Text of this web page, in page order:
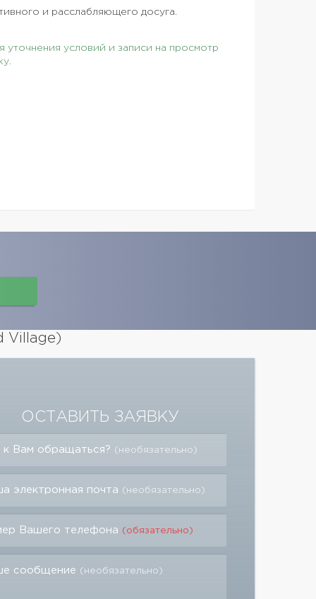
и расслабляющего досуга.
условий и записи на просмотр
Village)
ОСТАВИТЬ ЗАЯВКУ
к Вам обращаться? (необязательно)
электронная почта (необязательно)
Вашего телефона (обязательно)
сообщение (необязательно)